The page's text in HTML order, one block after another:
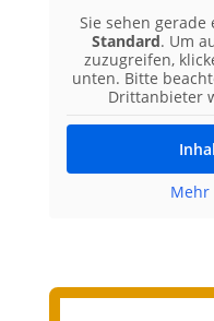
Sie sehen
Standard. Um
zuzugreifen,
unten. Bitte
Drittanbieter
Mehr